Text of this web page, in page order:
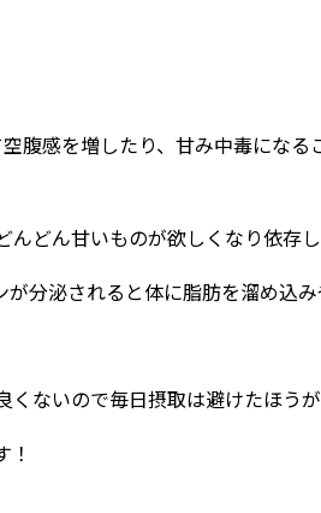
感を増したり、甘み中毒にな
どん甘いものが欲しくなり依存
分泌されると体に脂肪を溜め込
ないので毎日摂取は避けたほう
！